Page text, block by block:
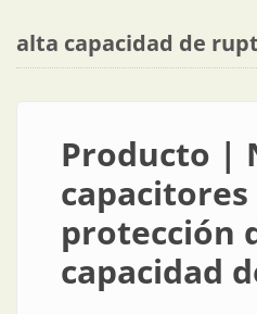
alta capacidad de
Producto |
capacitores
protección
capacidad